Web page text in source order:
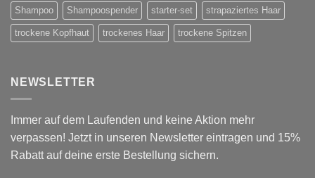
Shampoo Shampoospender starter-set strapaziertes Haar
trockene Kopfhaut trockenes Haar trockene Spitzen
NEWSLETTER
Immer auf dem Laufenden und keine Aktion mehr
verpassen! Jetzt in unseren Newsletter eintragen und 15%
Rabatt auf deine erste Bestellung sichern.